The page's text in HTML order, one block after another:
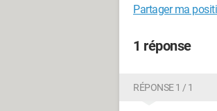
Partager ma
1 réponse
RÉPONSE 1 / 1